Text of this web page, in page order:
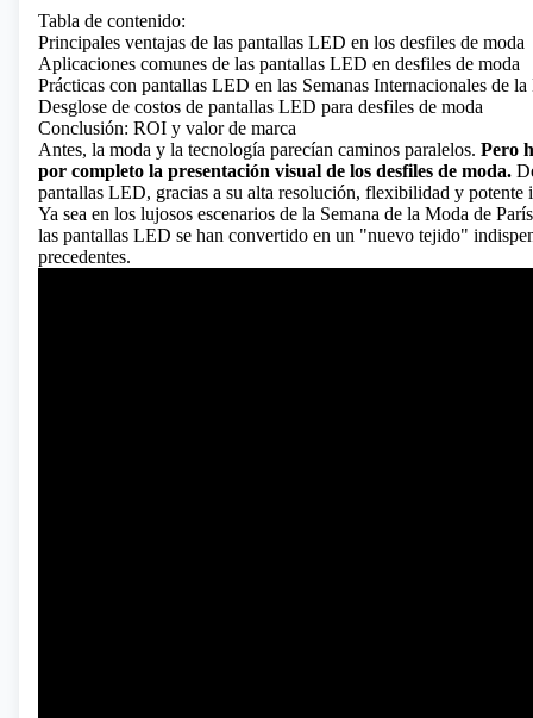
Tabla de contenido:
Principales ventajas de las pantallas LED en los desfiles de moda
Aplicaciones comunes de las pantallas LED en desfiles de moda
Prácticas con pantallas LED en las Semanas Internacionales de
Desglose de costos de pantallas LED para desfiles de moda
Conclusión: ROI y valor de marca
Antes, la moda y la tecnología parecían caminos paralelos. Pero
por completo la presentación visual de los desfiles de moda.
pantallas LED, gracias a su alta resolución, flexibilidad y
Ya sea en los lujosos escenarios de la Semana de la Moda de
las pantallas LED se han convertido en un "nuevo tejido"
precedentes.